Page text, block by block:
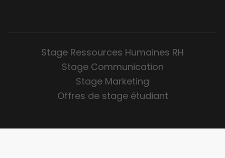
Stage Ressources Humaines RH
Stage Communication
Stage Marketing
Offres de stage étudiant